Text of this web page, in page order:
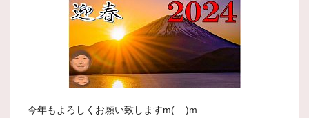
今年もよろしくお願い致しますm(__)m